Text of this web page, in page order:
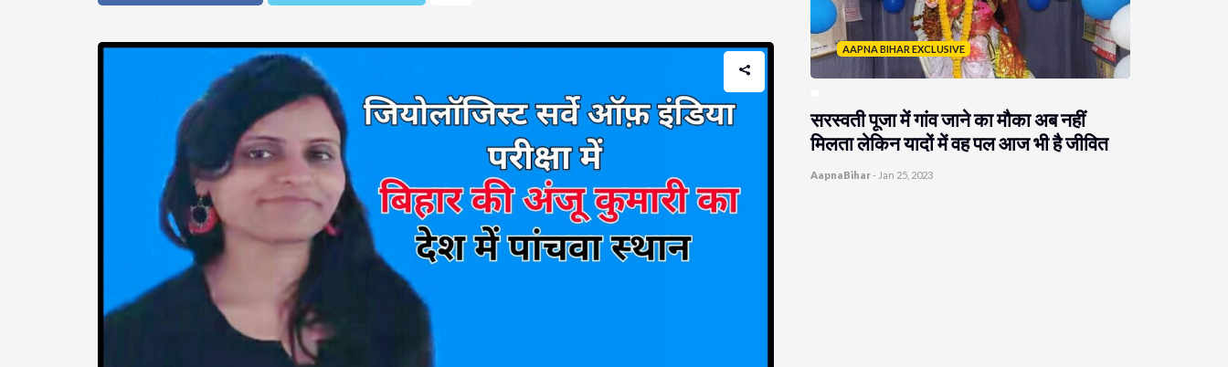
AAPNA BIHAR EXCLUSIVE
सरस्वती पूजा में गांव जाने का मौका अब नहीं
मिलता लेकिन यादों में वह पल आज भी है जीवित
AapnaBihar- Jan 25, 2023